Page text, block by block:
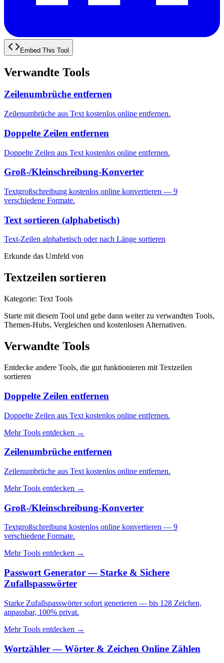
Embed This Tool
Verwandte Tools
Zeilenumbrüche entfernen
Zeilenumbrüche aus Text kostenlos online entfernen.
Doppelte Zeilen entfernen
Doppelte Zeilen aus Text kostenlos online entfernen.
Groß-/Kleinschreibung-Konverter
Textgroßschreibung kostenlos online konvertieren — 9
verschiedene Formate.
Text sortieren (alphabetisch)
Text-Zeilen alphabetisch oder nach Länge sortieren
Erkunde das Umfeld von
Textzeilen sortieren
Kategorie: Text Tools
Starte mit diesem Tool und gehe dann weiter zu verwandten Tools,
Themen-Hubs, Vergleichen und kostenlosen Alternativen.
Verwandte Tools
Entdecke andere Tools, die gut funktionieren mit Textzeilen
sortieren
Doppelte Zeilen entfernen
Doppelte Zeilen aus Text kostenlos online entfernen.
Mehr Tools entdecken →
Zeilenumbrüche entfernen
Zeilenumbrüche aus Text kostenlos online entfernen.
Mehr Tools entdecken →
Groß-/Kleinschreibung-Konverter
Textgroßschreibung kostenlos online konvertieren — 9
verschiedene Formate.
Mehr Tools entdecken →
Passwort Generator — Starke & Sichere
Zufallspasswörter
Starke Zufallspasswörter sofort generieren — bis 128 Zeichen,
anpassbar, 100% privat.
Mehr Tools entdecken →
Wortzähler — Wörter & Zeichen Online Zählen